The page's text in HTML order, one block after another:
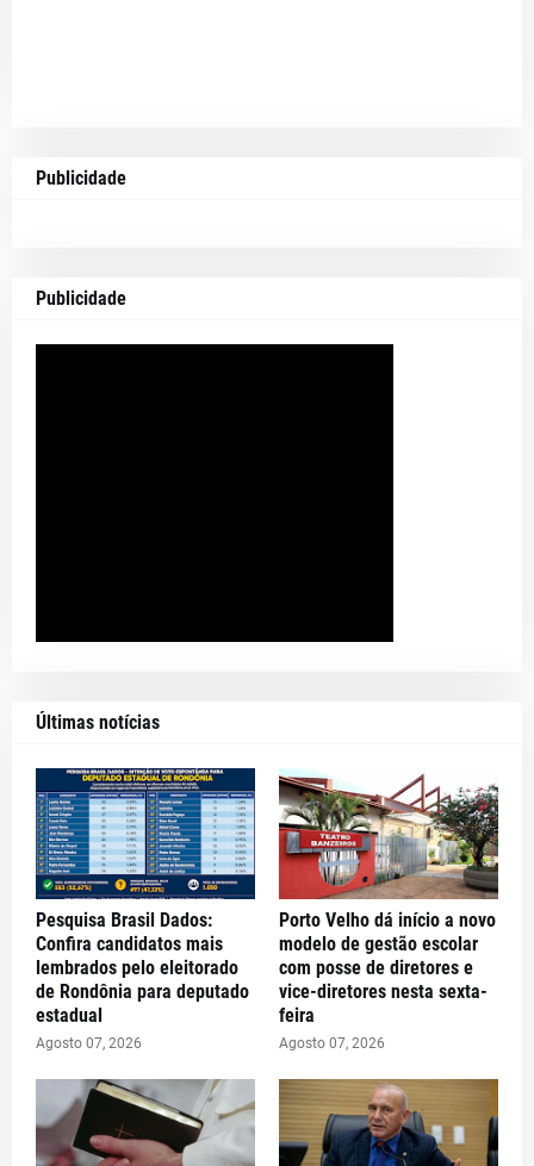
Publicidade
Publicidade
Últimas notícias
Pesquisa Brasil Dados:
Confira candidatos mais
lembrados pelo eleitorado
de Rondônia para deputado
estadual
Agosto 07, 2026
Porto Velho dá início a novo
modelo de gestão escolar
com posse de diretores e
vice-diretores nesta sexta-
feira
Agosto 07, 2026